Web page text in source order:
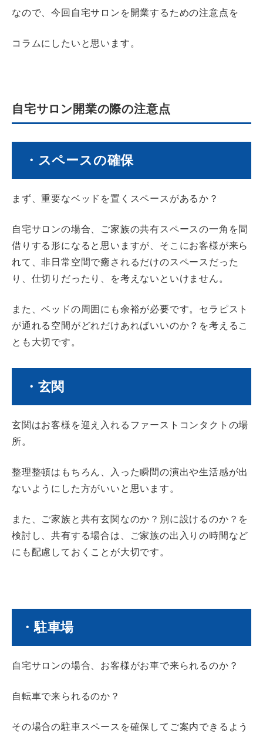
なので、今回自宅サロンを開業するための注意点を
コラムにしたいと思います。
自宅サロン開業の際の注意点
・スペースの確保
まず、重要なベッドを置くスペースがあるか？
自宅サロンの場合、ご家族の共有スペースの一角を間
借りする形になると思いますが、 そこにお客様が来ら
れて、非日常空間で癒されるだけのスペースだった
り、 仕切りだったり、を考えないといけません。
また、ベッドの周囲にも余裕が必要です。セラピスト
が通れる空間がどれだけあればいいのか？を考えるこ
とも大切です。
・玄関
玄関はお客様を迎え入れるファーストコンタクトの場
所。
整理整頓はもちろん、入った瞬間の演出や生活感が出
ないようにした方がいいと思います。
また、ご家族と共有玄関なのか？ 別に設けるのか？を
検討し、共有する場合は、ご家族の出入りの時間など
にも配慮しておくことが大切です。
・駐車場
自宅サロンの場合、 お客様がお車で来られるのか？
自転車で来られるのか？
その場合の駐車スペースを確保してご案内できるよう